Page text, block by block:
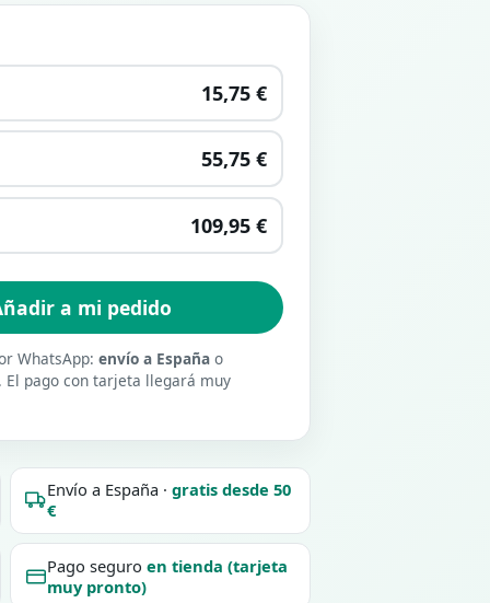
15,75 €
55,75 €
109,95 €
a mi pedido
WhatsApp: envío a España o
pago con tarjeta llegará muy
Envío a España · gratis desde 50
€
Pago seguro en tienda (tarjeta
muy pronto)